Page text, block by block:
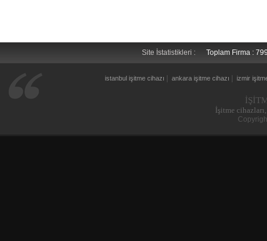
Site İstatistikleri : Toplam Firma :
istanbul işitme cihazı ankara işitme cihazı izmir
İşitme